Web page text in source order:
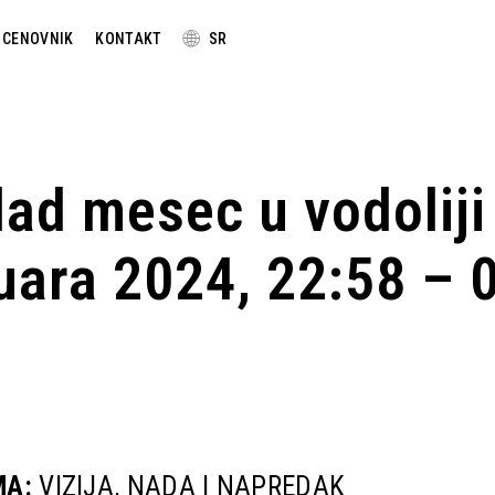
CENOVNIK KONTAKT 🌐 SR
mesec u
2024, 22:58 –
VIZIJA, NADA I NAPREDAK